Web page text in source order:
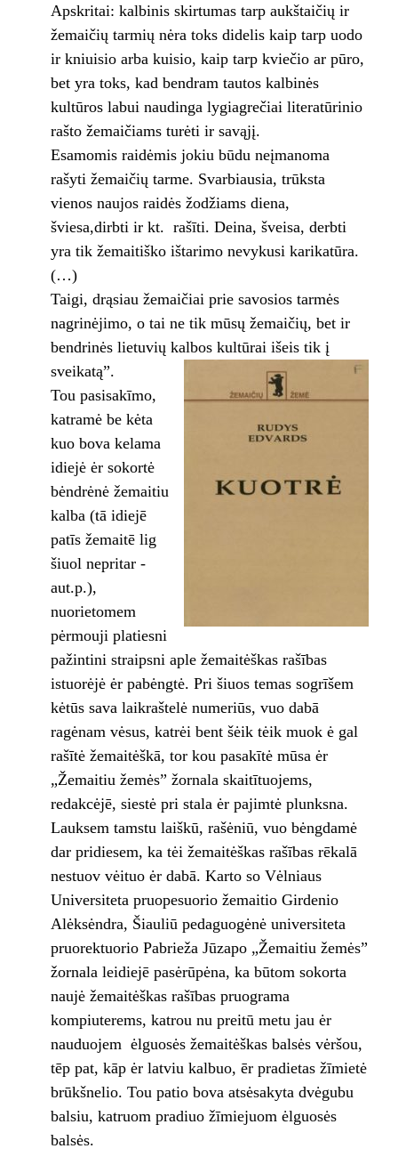
Apskritai: kalbinis skirtumas tarp aukštaičių ir
žemaičių tarmių nėra toks didelis kaip tarp uodo
ir kniuisio arba kuisio, kaip tarp kviečio ar pūro,
bet yra toks, kad bendram tautos kalbinės
kultūros labui naudinga lygiagrečiai literatūrinio
rašto žemaičiams turėti ir savąjį.
Esamomis raidėmis jokiu būdu neįmanoma
rašyti žemaičių tarme. Svarbiausia, trūksta
vienos naujos raidės žodžiams ­diena,
šviesa,dirbti ir kt. ­ rašīti. Deina, šveisa, derbti
yra tik žemaitiško ištarimo nevykusi karikatūra.
(…)
Taigi, drąsiau žemaičiai prie savosios tarmės
nagrinėjimo, o tai ne tik mūsų žemaičių, bet ir
bendrinės lietuvių kalbos kultūrai išeis tik į
sveikatą”.
Tou pasisakīmo,
katramė be kėta
kuo bova kelama
idiejė ėr sokortė
bėndrėnė žemaitiu
kalba (tā idiejē
patīs žemaitē lig
šiuol nepritar ­
aut.p.),
nuorietomem
pėrmouji platiesni
pažintini straipsni aple žemaitėškas rašības
istuorėjė ėr pabėngtė. Pri šiuos temas sogrīšem
kėtūs sava laikraštelė numeriūs, vuo dabā
ragėnam vėsus, katrėi bent šėik tėik muok ė gal
rašītė žemaitėškā, tor kou pasakītė mūsa ėr
„Žemaitiu žemės” žornala skaitītuojems,
redakcėjē, siestė pri stala ėr pajimtė plunksna.
Lauksem tamstu laiškū, rašėniū, vuo bėngdamė
dar pridiesem, ka tėi žemaitėškas rašības rēkalā
nestuov vėituo ėr dabā. Karto so Vėlniaus
Universiteta pruopesuorio žemaitio Girdenio
Alėksėndra, Šiauliū pedaguogėnė universiteta
pruorektuorio Pabrieža Jūzapo „Žemaitiu žemės”
žornala leidiejē pasėrūpėna, ka būtom sokorta
naujė žemaitėškas rašības pruograma
kompiuterems, katrou nu preitū metu jau ėr
nauduojem ­ ėlguosės žemaitėškas balsės vėršou,
tēp pat, kāp ėr latviu kalbuo, ēr pradietas žīmietė
brūkšnelio. Tou patio bova atsėsakyta dvėgubu
balsiu, katruom pradiuo žīmiejuom ėlguosės
balsės.